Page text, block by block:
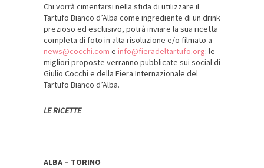
Chi vorrà cimentarsi nella sfida di utilizzare il
Tartufo Bianco d’Alba come ingrediente di un drink
prezioso ed esclusivo, potrà inviare la sua ricetta
completa di foto in alta risoluzione e/o filmato a
news@cocchi.com e info@fieradeltartufo.org: le
migliori proposte verranno pubblicate sui social di
Giulio Cocchi e della Fiera Internazionale del
Tartufo Bianco d’Alba.
LE RICETTE
ALBA – TORINO